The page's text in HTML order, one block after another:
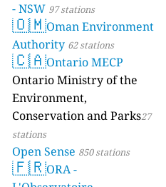
- NSW 97 stations
🇴🇲Oman Environment
Authority 62 stations
🇨🇦Ontario MECP
Ontario Ministry of the
Environment,
Conservation and Parks27
stations
Open Sense 850 stations
🇫🇷ORA -